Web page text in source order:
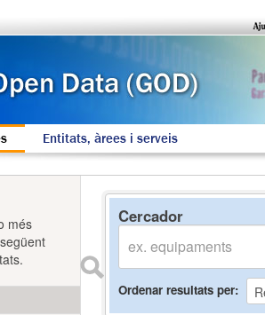
Entitats, àrees i serveis
Cercador
Ordenar resultats per
més